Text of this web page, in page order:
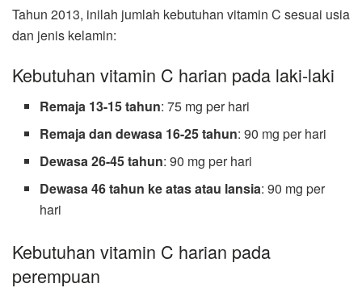
Tahun 2013, inilah jumlah kebutuhan vitamin C sesuai usia
dan jenis kelamin:
Kebutuhan vitamin C harian pada laki-laki
Remaja 13-15 tahun: 75 mg per hari
Remaja dan dewasa 16-25 tahun: 90 mg per hari
Dewasa 26-45 tahun: 90 mg per hari
Dewasa 46 tahun ke atas atau lansia: 90 mg per
hari
Kebutuhan vitamin C harian pada
perempuan